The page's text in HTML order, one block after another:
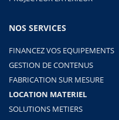
NOS SERVICES
FINANCEZ VOS EQUIPEMENTS
GESTION DE CONTENUS
FABRICATION SUR MESURE
LOCATION MATERIEL
SOLUTIONS METIERS